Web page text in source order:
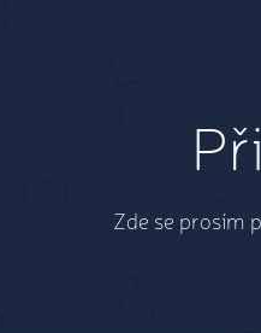
Zde se prosím